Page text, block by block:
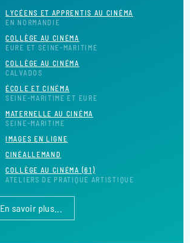
LYCÉENS ET APPRENTIS AU CINÉMA
EN NORMANDIE
COLLÈGE AU CINÉMA
EURE ET SEINE-MARITIME
COLLÈGE AU CINÉMA
CALVADOS
ÉCOLE ET CINÉMA
SEINE-MARITIME ET EURE
MATERNELLE AU CINÉMA
SEINE-MARITIME
IMAGES EN LIGNE
CINÉALLEMAND
COLLÈGE AU CINÉMA (61)
ATELIERS DE PRATIQUE ARTISTIQUE
En savoir plus...